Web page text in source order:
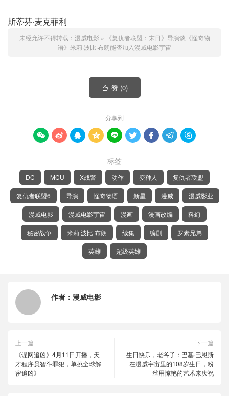
斯蒂芬·麦克菲利
未经允许不得转载： 漫威电影 »
《复仇者联盟：末日》导演谈《怪奇物
语》米莉·波比·布朗能否加入漫威电影宇宙
 赞 (0)
分享到
        
标签
DC MCU X战警 动作 变种人 复仇者联盟
复仇者联盟6 导演 怪奇物语 新星 漫威 漫威影业
漫威电影 漫威电影宇宙 漫画 漫画改编 科幻
秘密战争 米莉·波比·布朗 续集 编剧 罗素兄弟
英雄 超级英雄
作者： 漫威电影
上一篇
《谍网追凶》4月11日开播，天
才程序员智斗罪犯，单挑全球解
密追凶》
下一篇
生日快乐，老爷子：巴基·巴恩斯
在漫威宇宙里的108岁生日，粉
丝用惊艳的艺术来庆祝